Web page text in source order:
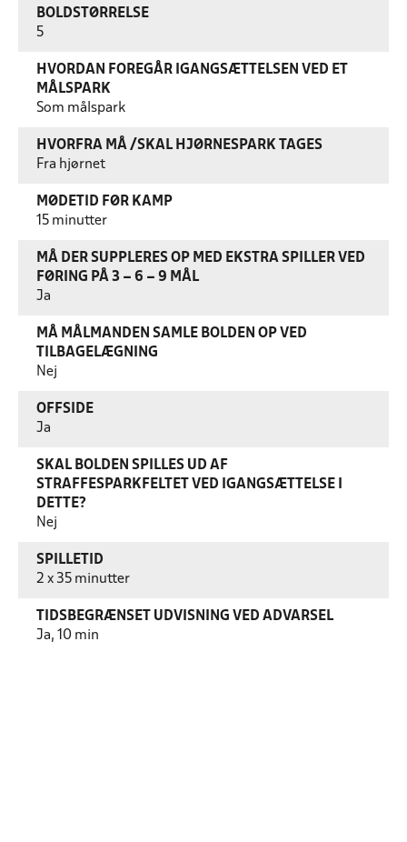
BOLDSTØRRELSE
5
HVORDAN FOREGÅR IGANGSÆTTELSEN VED ET
MÅLSPARK
Som målspark
HVORFRA MÅ /SKAL HJØRNESPARK TAGES
Fra hjørnet
MØDETID FØR KAMP
15 minutter
MÅ DER SUPPLERES OP MED EKSTRA SPILLER VED
FØRING PÅ 3 – 6 – 9 MÅL
Ja
MÅ MÅLMANDEN SAMLE BOLDEN OP VED
TILBAGELÆGNING
Nej
OFFSIDE
Ja
SKAL BOLDEN SPILLES UD AF
STRAFFESPARKFELTET VED IGANGSÆTTELSE I
DETTE?
Nej
SPILLETID
2 x 35 minutter
TIDSBEGRÆNSET UDVISNING VED ADVARSEL
Ja, 10 min